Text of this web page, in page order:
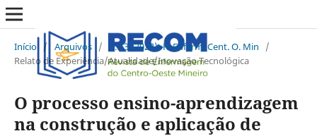
Início / Arquivos / v. 13 (2023): R. Enferm. Cent. O. Min
/
Relato de Experiência/Atualidade/Inovação Tecnológica
O processo ensino-aprendizagem
na construção e aplicação de